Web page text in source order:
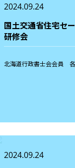
2024.09.24
国土交通省住宅セ
研修会
令和
北海道行政
2024.09.24